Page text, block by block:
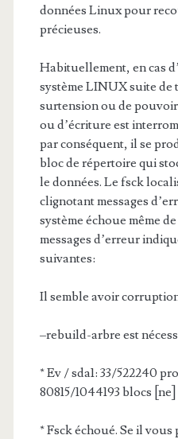
données Linux pour
précieuses.
Habituellement, en cas
système LINUX suite de
surtension ou de
ou d’écriture est
par conséquent, il se
bloc de répertoire qui
le données. Le fsck
clignotant messages
système échoue même
messages d’erreur
suivantes:
Il semble avoir
–rebuild-arbre est
* Ev / sda1: 33/522240
80815/1044193 blocs [ne]
* Fsck échoué. Se il